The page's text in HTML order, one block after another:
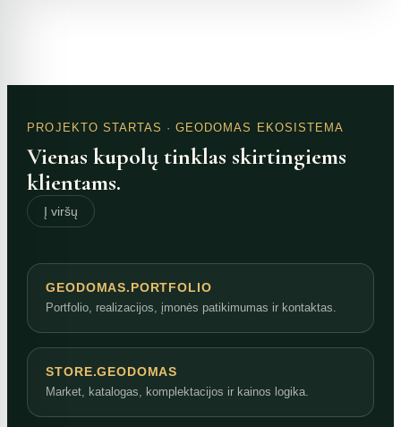
PROJEKTO STARTAS · GEODOMAS EKOSISTEMA
Vienas kupolų tinklas skirtingiems
klientams.
Į viršų
GEODOMAS.PORTFOLIO
Portfolio, realizacijos, įmonės patikimumas ir kontaktas.
STORE.GEODOMAS
Market, katalogas, komplektacijos ir kainos logika.